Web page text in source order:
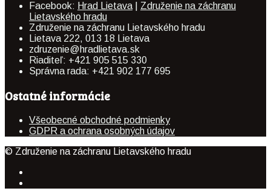
Facebook: Hrad Lietava
Združenie na záchranu
Lietavského hradu
Združenie na záchranu Lietavského hradu
Lietava 222, 013 18 Lietava
zdruzenie@hradlietava.sk
Riaditeľ: +421 905 515 330
Správna rada: +421 902 177 695
Ostatné informácie
Všeobecné obchodné podmienky
GDPR a ochrana osobných údajov
© Združenie na záchranu Lietavského hradu